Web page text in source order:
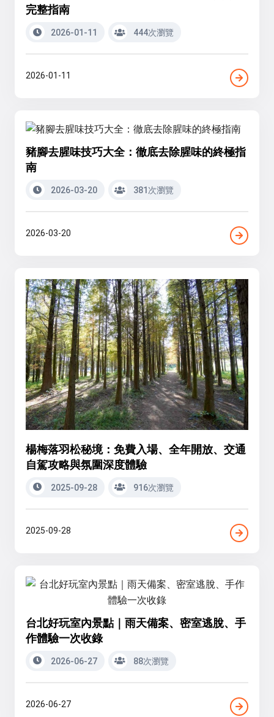
完整指南
2026-01-11 444次瀏覽
2026-01-11
豬腳去腥味技巧大全：徹底去除腥味的終極指
南
2026-03-20 381次瀏覽
2026-03-20
楊梅落羽松秘境：免費入場、全年開放、交通
自駕攻略與氛圍深度體驗
2025-09-28 916次瀏覽
2025-09-28
台北好玩室內景點｜雨天備案、密室逃脫、手
作體驗一次收錄
2026-06-27 88次瀏覽
2026-06-27